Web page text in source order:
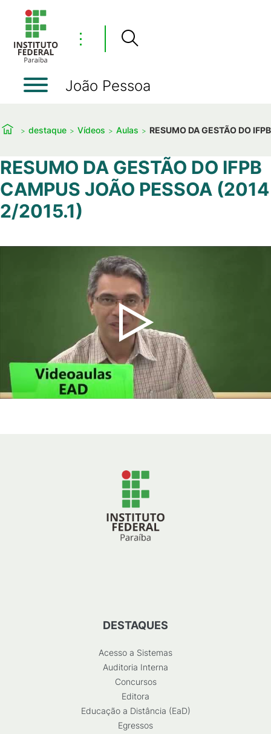
⋮
João Pessoa
destaque Vídeos Aulas RESUMO DA GESTÃO DO
RESUMO DA GESTÃO DO IFPB
CAMPUS JOÃO PESSOA (2014
2/2015.1)
DESTAQUES
Acesso a Sistemas
Auditoria Interna
Concursos
Editora
Educação a Distância (EaD)
Egressos